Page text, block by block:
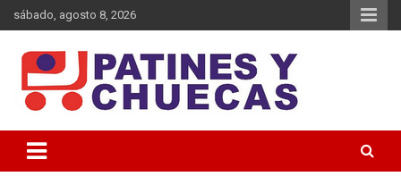
Saltar
al
sábado, agosto 8, 2026
Patines y Chuecas